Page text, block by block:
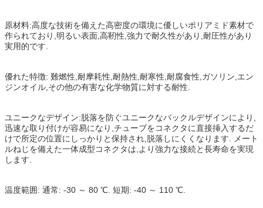
原材料:高度な技術を備えた高密度の環境に優しいポリアミド素材で
作られており,明るい表面,高靭性,強力で耐久性があり,耐圧性があり
実用的です.
優れた特徴: 難燃性,耐摩耗性,耐熱性,耐寒性,耐腐食性,ガソリン,エン
ジンオイル,その他の有害な化学物質に対する耐性.
ユニークなデザイン:脱落を防ぐユニークなバックルデザインにより,
迅速な取り付けが容易になり,チューブをコネクタに直接挿入するだ
けで所定の位置にしっかりと保持され,脱落しにくくなります. メート
ルねじを備えた一体成型コネクタは,より強力な接続と長寿命を実現
します.
温度範囲: 通常: -30 ～ 80 ℃. 短期: -40 ～ 110 ℃.